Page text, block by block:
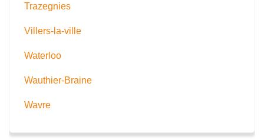
Trazegnies
Villers-la-ville
Waterloo
Wauthier-Braine
Wavre